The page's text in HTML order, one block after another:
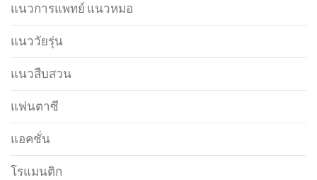
แนวการแพทย์ แนวหมอ
แนววัยรุ่น
แนวสืบสวน
แฟนตาซี
แอคชั่น
โรแมนติก